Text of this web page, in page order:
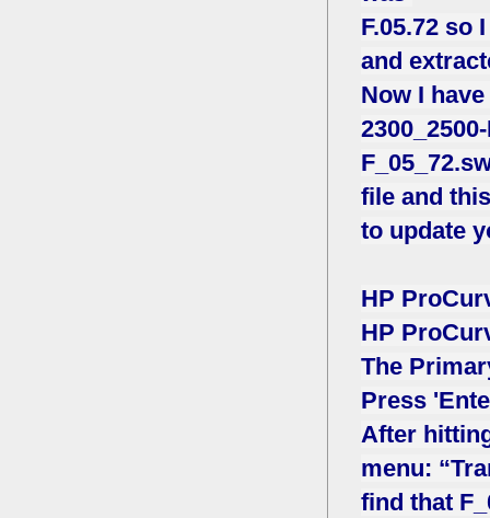
F.05.72 so
and
Now I
file and
to update
HP
HP
The
Press
After
menu:
find that